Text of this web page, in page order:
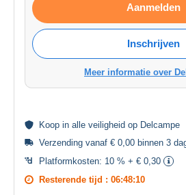
Aanmelden
Inschrijven
Meer informatie over
Koop in alle veiligheid op Delcampe
Verzending vanaf € 0,00 binnen 3
Platformkosten: 10 % + € 0,30
Resterende tijd : 06:48:09